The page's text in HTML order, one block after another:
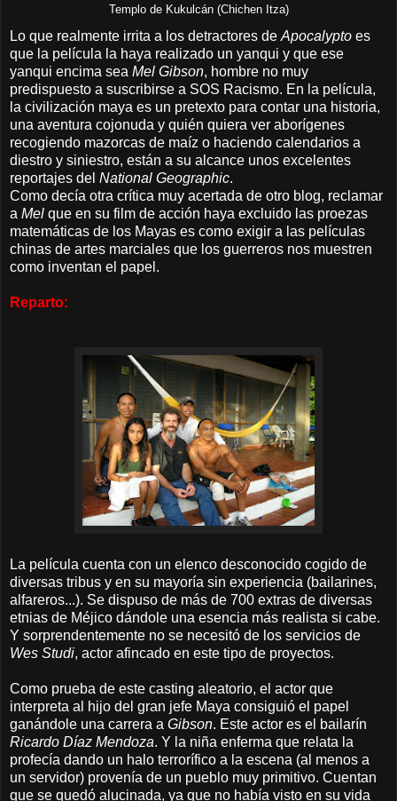
Templo de Kukulcán (Chichen Itza)
Lo que realmente irrita a los detractores de Apocalypto es
que la película la haya realizado un yanqui y que ese
yanqui encima sea Mel Gibson, hombre no muy
predispuesto a suscribirse a SOS Racismo. En la película,
la civilización maya es un pretexto para contar una historia,
una aventura cojonuda y quién quiera ver aborígenes
recogiendo mazorcas de maíz o haciendo calendarios a
diestro y siniestro, están a su alcance unos excelentes
reportajes del National Geographic.
Como decía otra crítica muy acertada de otro blog, reclamar
a Mel que en su film de acción haya excluido las proezas
matemáticas de los Mayas es como exigir a las películas
chinas de artes marciales que los guerreros nos muestren
como inventan el papel.
Reparto:
La película cuenta con un elenco desconocido cogido de
diversas tribus y en su mayoría sin experiencia (bailarines,
alfareros...). Se dispuso de más de 700 extras de diversas
etnias de Méjico dándole una esencia más realista si cabe.
Y sorprendentemente no se necesitó de los servicios de
Wes Studi, actor afincado en este tipo de proyectos.
Como prueba de este casting aleatorio, el actor que
interpreta al hijo del gran jefe Maya consiguió el papel
ganándole una carrera a Gibson. Este actor es el bailarín
Ricardo Díaz Mendoza. Y la niña enferma que relata la
profecía dando un halo terrorífico a la escena (al menos a
un servidor) provenía de un pueblo muy primitivo. Cuentan
que se quedó alucinada, ya que no había visto en su vida